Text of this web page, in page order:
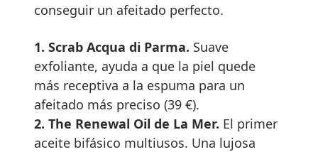
conseguir un afeitado perfecto.
1. Scrab Acqua di Parma. Suave
exfoliante, ayuda a que la piel quede
más receptiva a la espuma para un
afeitado más preciso (39 €).
2. The Renewal Oil de La Mer. El primer
aceite bifásico multiusos. Una lujosa